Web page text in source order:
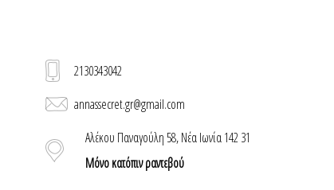
2130343042
annassecret.gr@gmail.com
Αλέκου Παναγούλη 58, Νέα Ιωνία 142 31
Μόνο κατόπιν ραντεβού